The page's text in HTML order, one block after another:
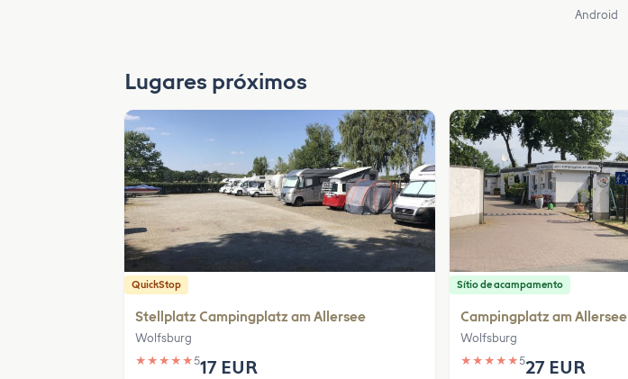
Android
Lugares próximos
QuickStop
Stellplatz Campingplatz am Allersee
Wolfsburg
★ ★ ★ ★ ★517 EUR
Sítio de acampamento
Campingplatz am Allersee
Wolfsburg
★ ★ ★ ★ ★527 EUR